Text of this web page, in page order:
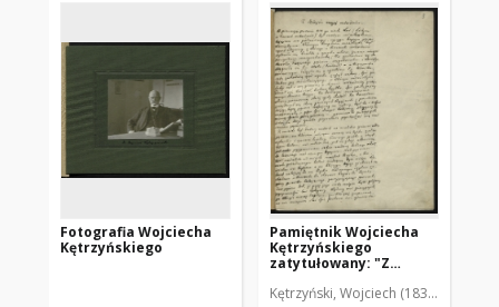
Fotografia Wojciecha
Kętrzyńskiego
Pamiętnik Wojciecha
Kętrzyńskiego
zatytułowany: "Z
młodości"
Kętrzyński, Wojciech (1838-1918)